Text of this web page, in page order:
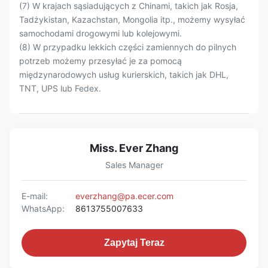
(7) W krajach sąsiadujących z Chinami, takich jak Rosja,
Tadżykistan, Kazachstan, Mongolia itp., możemy wysyłać
samochodami drogowymi lub kolejowymi.
(8) W przypadku lekkich części zamiennych do pilnych
potrzeb możemy przesyłać je za pomocą
międzynarodowych usług kurierskich, takich jak DHL,
TNT, UPS lub Fedex.
Miss. Ever Zhang
Sales Manager
E-mail:
everzhang@pa.ecer.com
WhatsApp:
8613755007633
Zapytaj Teraz